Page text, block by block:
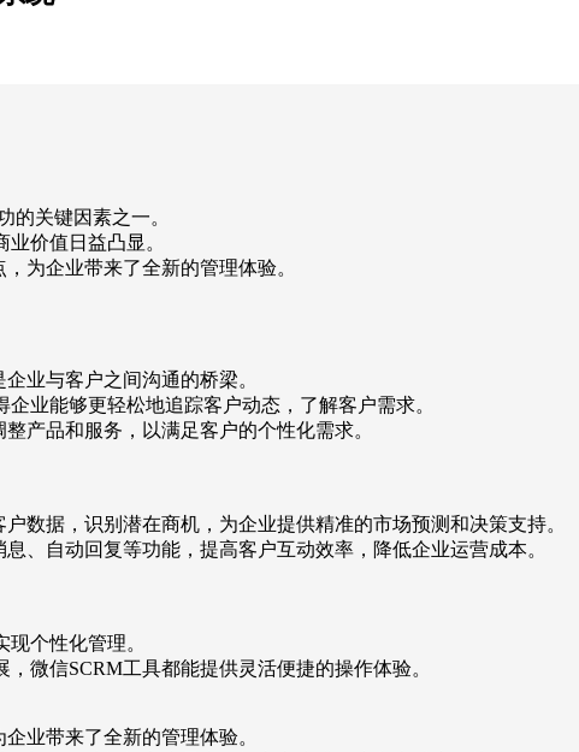
的关键因素之一。
价值日益凸显。
为企业带来了全新的管理体验。
业与客户之间沟通的桥梁。
业能够更轻松地追踪客户动态，了解客户需求。
产品和服务，以满足客户的个性化需求。
数据，识别潜在商机，为企业提供精准的市场预测和决策支持。
、自动回复等功能，提高客户互动效率，降低企业运营成本。
个性化管理。
微信SCRM工具都能提供灵活便捷的操作体验。
业带来了全新的管理体验。